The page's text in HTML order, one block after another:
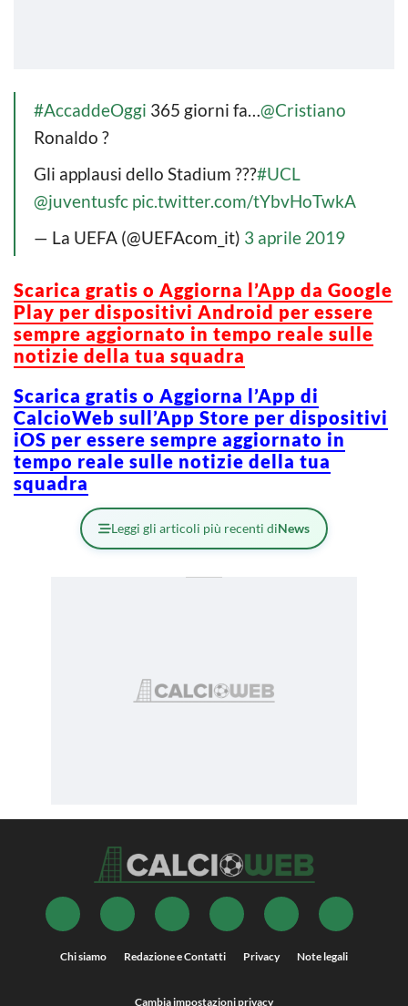
#AccaddeOggi 365 giorni fa…@Cristiano
Ronaldo ?
Gli applausi dello Stadium ???#UCL
@juventusfc pic.twitter.com/tYbvHoTwkA
— La UEFA (@UEFAcom_it) 3 aprile 2019
Scarica gratis o Aggiorna l’App da Google
Play per dispositivi Android per essere
sempre aggiornato in tempo reale sulle
notizie della tua squadra
Scarica gratis o Aggiorna l’App di
CalcioWeb sull’App Store per dispositivi
iOS per essere sempre aggiornato in
tempo reale sulle notizie della tua
squadra
Leggi gli articoli più recenti diNews
Chi siamo Redazione e Contatti Privacy Note legali
Cambia impostazioni privacy